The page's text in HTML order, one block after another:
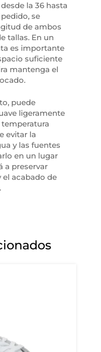
la 36 hasta
se
de ambos
tallas. En un
es importante
suficiente
mantenga el
puede
ligeramente
evitar la
y las fuentes
en un lugar
a preservar
el acabado de